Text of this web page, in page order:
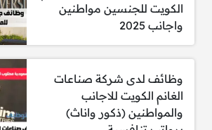
الكويت للجنسين مواطنين
واجانب 2025
وظائف لدى شركة صناعات
الغانم الكويت للاجانب
والمواطنين (ذكور واناث)